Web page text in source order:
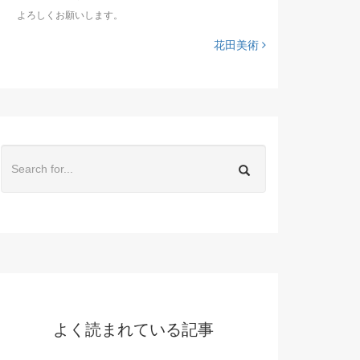
よろしくお願いします。
花田美術
よく読まれている記事